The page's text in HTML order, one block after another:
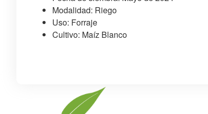
Modalidad: Riego
Uso: Forraje
Cultivo: Maíz Blanco